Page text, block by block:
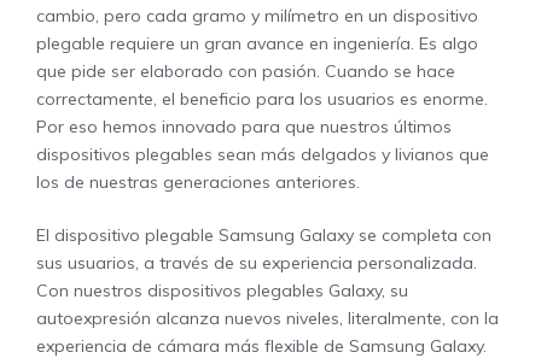
cambio, pero cada gramo y milímetro en un dispositivo
plegable requiere un gran avance en ingeniería. Es algo
que pide ser elaborado con pasión. Cuando se hace
correctamente, el beneficio para los usuarios es enorme.
Por eso hemos innovado para que nuestros últimos
dispositivos plegables sean más delgados y livianos que
los de nuestras generaciones anteriores.
El dispositivo plegable Samsung Galaxy se completa con
sus usuarios, a través de su experiencia personalizada.
Con nuestros dispositivos plegables Galaxy, su
autoexpresión alcanza nuevos niveles, literalmente, con la
experiencia de cámara más flexible de Samsung Galaxy.